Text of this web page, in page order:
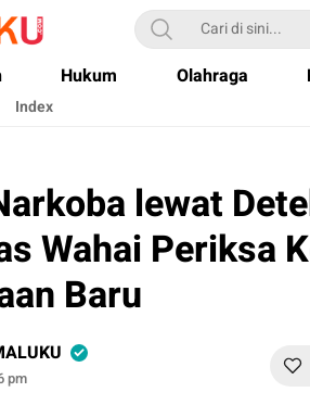
Hukum Olahraga
Index
lewat
Wahai Periksa
Baru
pm